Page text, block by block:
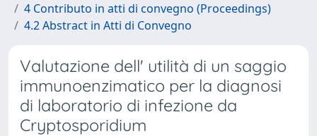
4 Contributo in atti di convegno (Proceedings)
4.2 Abstract in Atti di Convegno
Valutazione dell' utilità di un saggio
immunoenzimatico per la diagnosi
di laboratorio di infezione da
Cryptosporidium